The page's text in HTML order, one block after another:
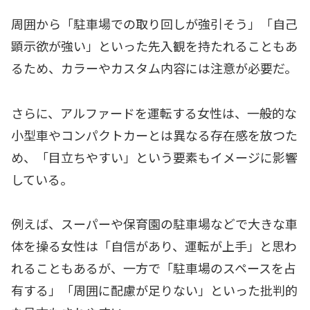
周囲から「駐車場での取り回しが強引そう」「自己
顕示欲が強い」といった先入観を持たれることもあ
るため、カラーやカスタム内容には注意が必要だ。
さらに、アルファードを運転する女性は、一般的な
小型車やコンパクトカーとは異なる存在感を放つた
め、「目立ちやすい」という要素もイメージに影響
している。
例えば、スーパーや保育園の駐車場などで大きな車
体を操る女性は「自信があり、運転が上手」と思わ
れることもあるが、一方で「駐車場のスペースを占
有する」「周囲に配慮が足りない」といった批判的